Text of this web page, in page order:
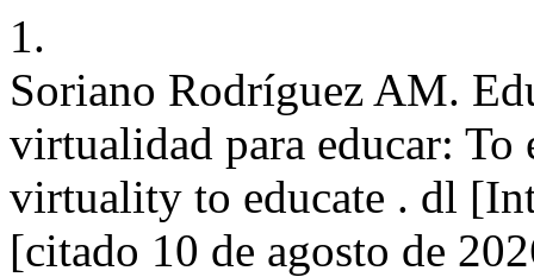
1.
Soriano Rodríguez AM.
virtualidad para educar:
virtuality to educate . dl
[citado 10 de agosto de